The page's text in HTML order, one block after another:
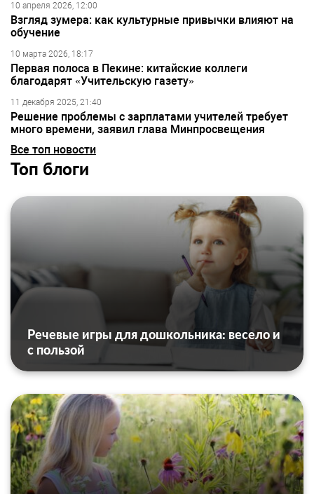
10 апреля 2026, 12:00
Взгляд зумера: как культурные привычки влияют на
обучение
10 марта 2026, 18:17
Первая полоса в Пекине: китайские коллеги
благодарят «Учительскую газету»
11 декабря 2025, 21:40
Решение проблемы с зарплатами учителей требует
много времени, заявил глава Минпросвещения
Все топ новости
Топ блоги
Речевые игры для дошкольника: весело и
с пользой